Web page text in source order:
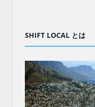
SHIFT LOCAL とは